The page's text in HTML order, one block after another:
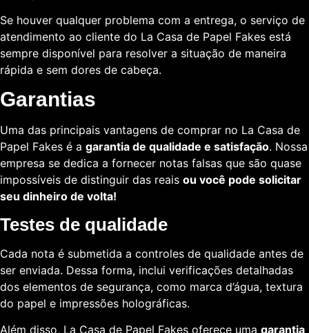
Se houver qualquer problema com a entrega, o serviço de
atendimento ao cliente do La Casa de Papel Fakes está
sempre disponível para resolver a situação de maneira
rápida e sem dores de cabeça.
Garantias
Uma das principais vantagens de comprar no La Casa de
Papel Fakes é a garantia de qualidade e satisfação. Nossa
empresa se dedica a fornecer notas falsas que são quase
impossíveis de distinguir das reais ou você pode solicitar
seu dinheiro de volta!
Testes de qualidade
Cada nota é submetida a controles de qualidade antes de
ser enviada. Dessa forma, inclui verificações detalhadas
dos elementos de segurança, como marca d’água, textura
do papel e impressões holográficas.
Além disso, La Casa de Papel Fakes oferece uma garantia